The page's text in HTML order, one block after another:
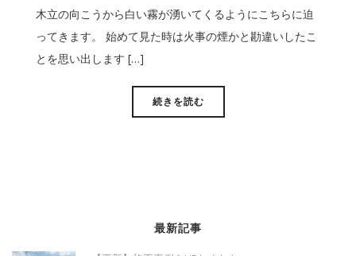
木立の向こうから白い霧が湧いてくるようにこちらに迫
ってきます。 始めて見た時は火事の煙かと勘違いしたこ
とを思い出します […]
続きを読む
最新記事